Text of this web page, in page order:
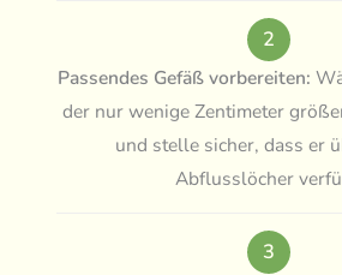
2
Passendes Gefäß vorbereiten:
der nur wenige Zentimeter
und stelle sicher, dass er
Abflusslöcher
3